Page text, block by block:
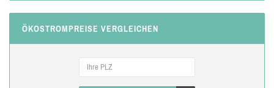
ÖKOSTROMPREISE VERGLEICHEN